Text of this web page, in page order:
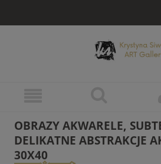
OBRAZY AKWARELE,
DELIKATNE ABSTRAKCJE
30X40